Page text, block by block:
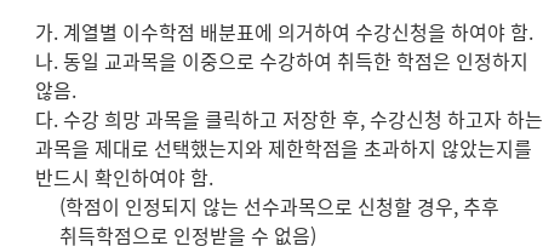
가. 계열별 이수학점 배분표에 의거하여 수강신청을 하여야 함.
나. 동일 교과목을 이중으로 수강하여 취득한 학점은 인정하지
않음.
다. 수강 희망 과목을 클릭하고 저장한 후, 수강신청 하고자 하는
과목을 제대로 선택했는지와 제한학점을 초과하지 않았는지를
반드시 확인하여야 함.
(학점이 인정되지 않는 선수과목으로 신청할 경우, 추후
취득학점으로 인정받을 수 없음)